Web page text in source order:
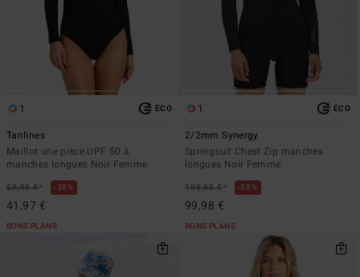
1 ÉCO
Tanlines
Maillot une pièce UPF 50 à
manches longues Noir Femme
59,95 €* 30%
41,97 €
BONS PLANS
1 ÉCO
2/2mm Synergy
Springsuit Chest Zip manches
longues Noir Femme
199,95 €* 50%
99,98 €
BONS PLANS